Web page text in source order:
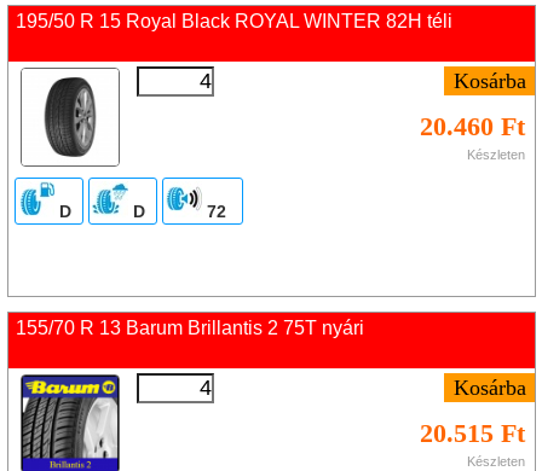
195/50 R 15 Royal Black ROYAL WINTER 82H téli
20.460 Ft
Készleten
D D 72
155/70 R 13 Barum Brillantis 2 75T nyári
20.515 Ft
Készleten